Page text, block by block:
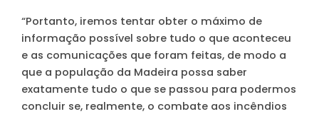
“Portanto, iremos tentar obter o máximo de
informação possível sobre tudo o que aconteceu
e as comunicações que foram feitas, de modo a
que a população da Madeira possa saber
exatamente tudo o que se passou para podermos
concluir se, realmente, o combate aos incêndios